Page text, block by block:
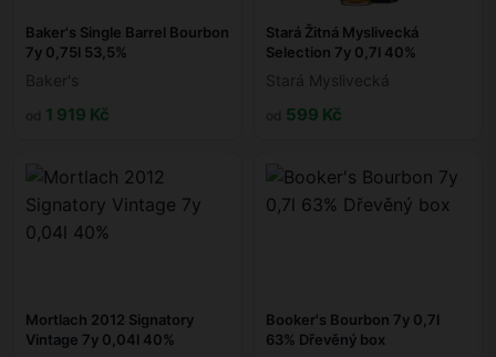
Baker's Single Barrel Bourbon
7y 0,75l 53,5%
Baker's
1 919 Kč
Stará Žitná Myslivecká
Selection 7y 0,7l 40%
Stará Myslivecká
599 Kč
Mortlach 2012 Signatory
Vintage 7y 0,04l 40%
Booker's Bourbon 7y 0,7l
63% Dřevěný box